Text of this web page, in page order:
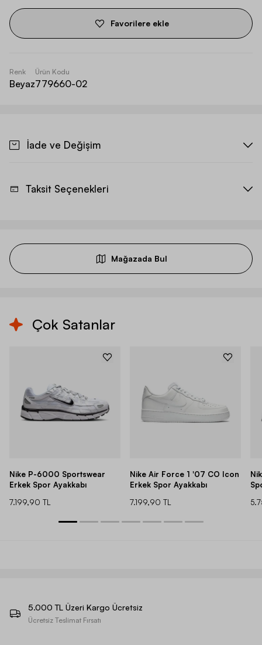
Favorilere ekle
Renk
Beyaz
Ürün Kodu
779660-02
İade ve Değişim
Taksit Seçenekleri
Mağazada Bul
Çok Satanlar
Nike P-6000 Sportswear
Erkek Spor Ayakkabı
7.199,90 TL
Nike Air Force 1 '07 CO Icon
Erkek Spor Ayakkabı
7.199,90 TL
5.000 TL Üzeri Kargo Ücretsiz
Ücretsiz Teslimat Fırsatı